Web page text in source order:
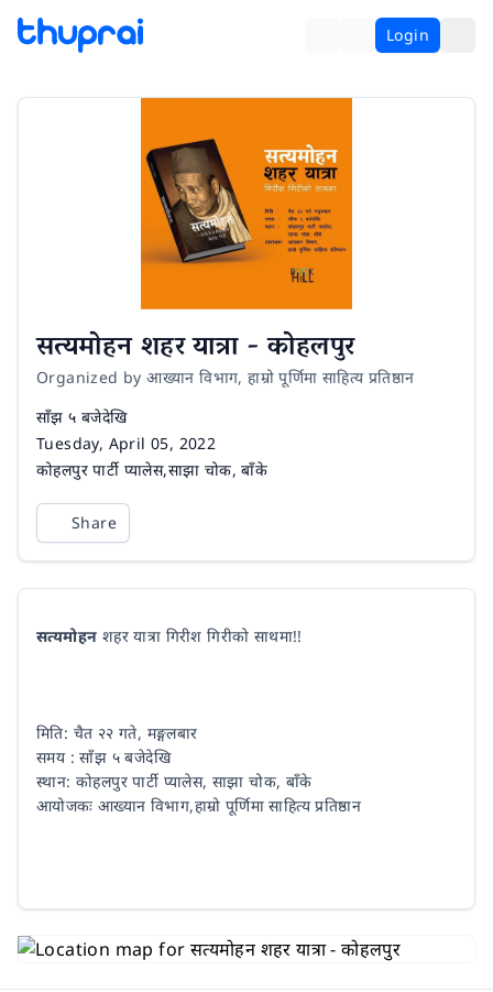
Login
सत्यमोहन शहर यात्रा - कोहलपुर
Organized by आख्यान विभाग, हाम्रो पूर्णिमा साहित्य प्रतिष्ठान
Time
साँझ ५ बजेदेखि
Date
Tuesday, April 05, 2022
Venue
कोहलपुर पार्टी प्यालेस,साझा चोक, बाँके
Share
सत्यमोहन शहर यात्रा गिरीश गिरीको साथमा!!
मिति: चैत २२ गते, मङ्गलबार
समय : साँझ ५ बजेदेखि
स्थान: कोहलपुर पार्टी प्यालेस, साझा चोक, बाँके
आयोजकः आख्यान विभाग,हाम्रो पूर्णिमा साहित्य प्रतिष्ठान